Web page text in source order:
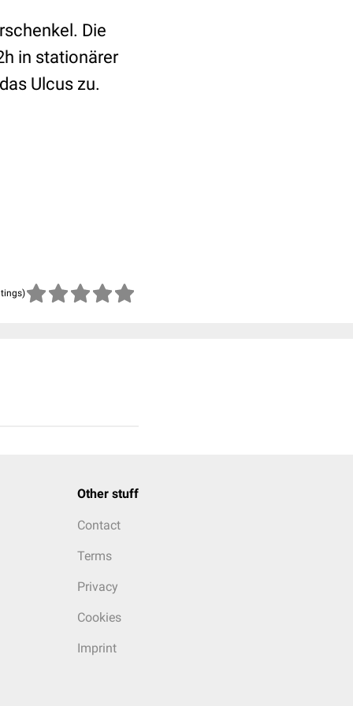
Die
in stationärer
Ulcus zu.
Other stuff
Contact
Terms
Privacy
Cookies
Imprint